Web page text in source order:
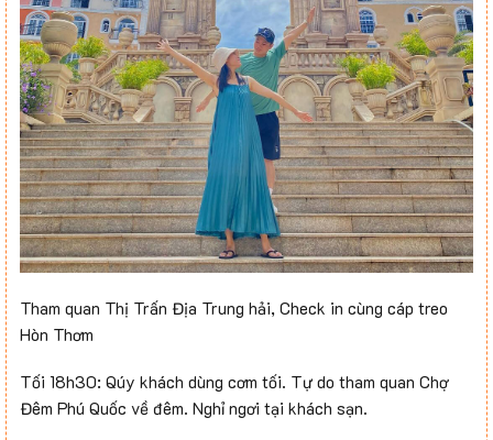
Tham quan Thị Trấn Địa Trung hải, Check in cùng cáp treo
Hòn Thơm
Tối 18h30: Qúy khách dùng cơm tối. Tự do tham quan Chợ
Đêm Phú Quốc về đêm. Nghỉ ngơi tại khách sạn.